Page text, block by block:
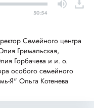
50:54
Семейного центра
Гримальская,
Горбачева и и. о.
особого семейного
Я" Ольга Котенева